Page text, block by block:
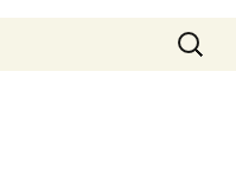
搜
尋